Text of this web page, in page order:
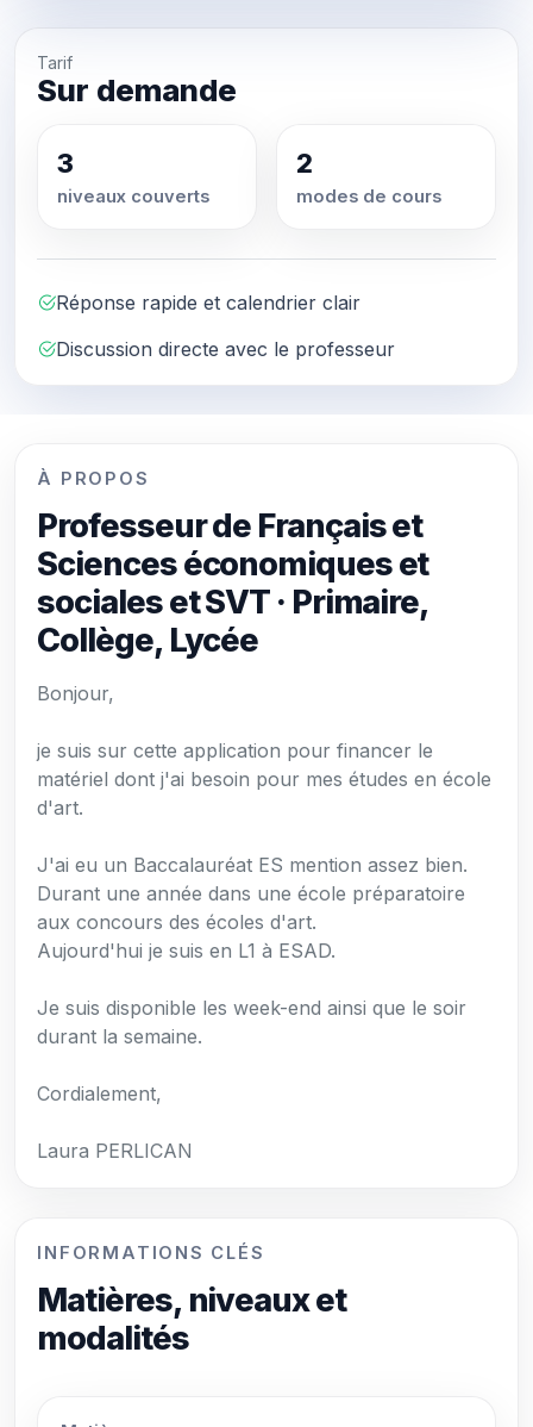
Tarif
Sur demande
3
niveaux couverts
2
modes de cours
Réponse rapide et calendrier clair
Discussion directe avec le professeur
À PROPOS
Professeur de Français et
Sciences économiques et
sociales et SVT · Primaire,
Collège, Lycée
Bonjour,
je suis sur cette application pour financer le
matériel dont j'ai besoin pour mes études en école
d'art.
J'ai eu un Baccalauréat ES mention assez bien.
Durant une année dans une école préparatoire
aux concours des écoles d'art.
Aujourd'hui je suis en L1 à ESAD.
Je suis disponible les week-end ainsi que le soir
durant la semaine.
Cordialement,
Laura PERLICAN
INFORMATIONS CLÉS
Matières, niveaux et
modalités